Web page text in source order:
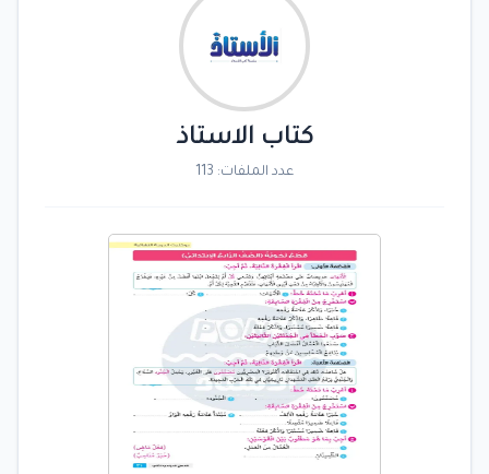
كتاب الاستاذ
عدد الملفات: 113